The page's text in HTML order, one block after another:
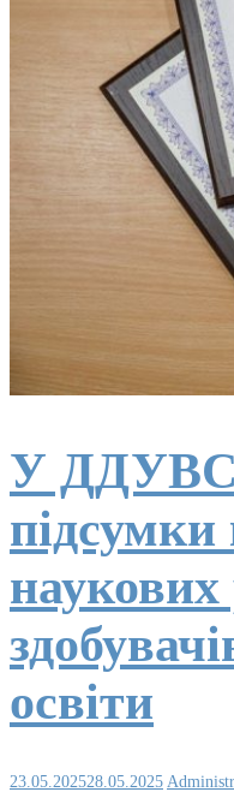
У ДДУВС
підсумки
наукових
освіти
23.05.202528.05.2025